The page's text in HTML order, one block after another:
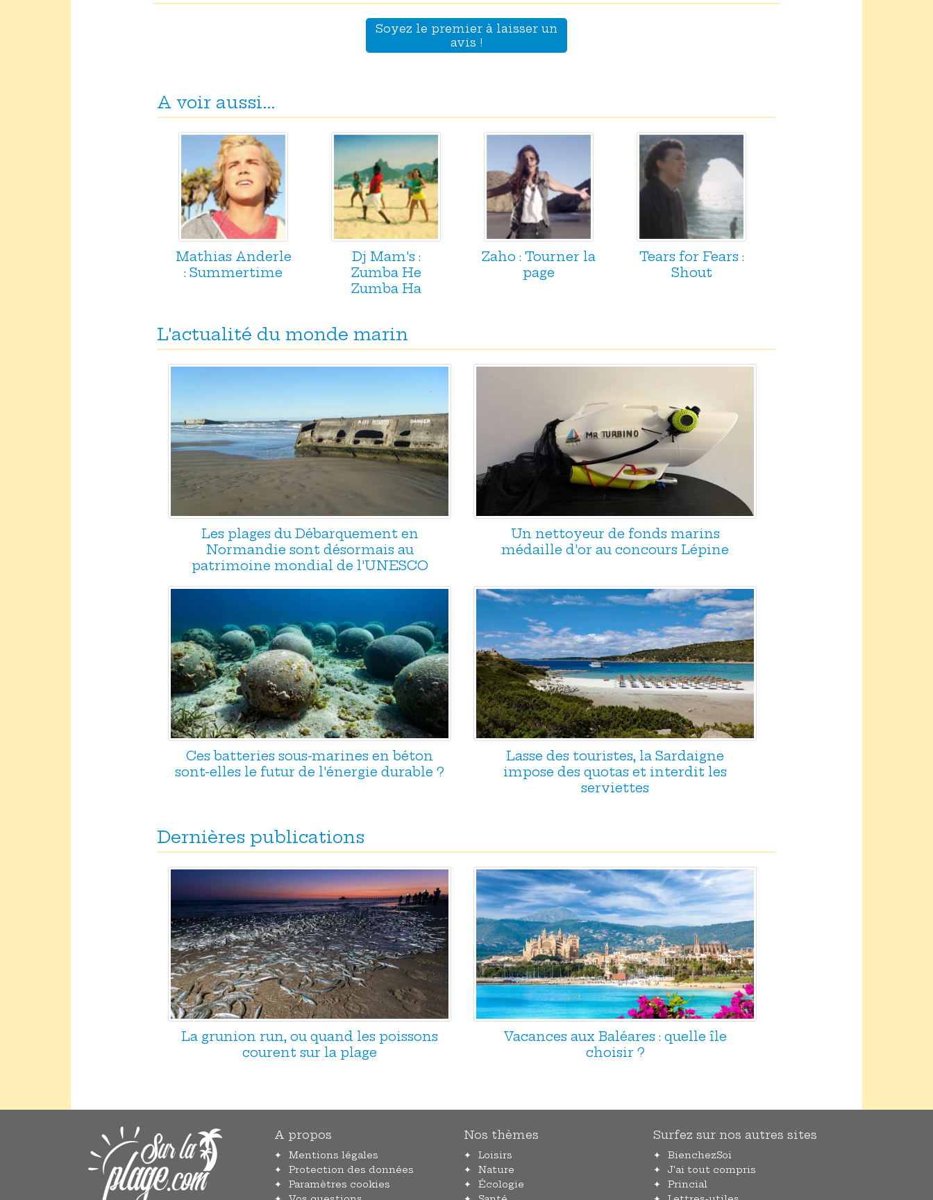
Soyez le premier à laisser un
avis !
A voir aussi...
Mathias Anderle
: Summertime
Dj Mam's :
Zumba He
Zumba Ha
Zaho : Tourner la
page
Tears for Fears :
Shout
L'actualité du monde marin
Les plages du Débarquement en
Normandie sont désormais au
patrimoine mondial de l'UNESCO
Un nettoyeur de fonds marins
médaille d'or au concours Lépine
Ces batteries sous-marines en béton
sont-elles le futur de l'énergie durable ?
Lasse des touristes, la Sardaigne
impose des quotas et interdit les
serviettes
Dernières publications
La grunion run, ou quand les poissons
courent sur la plage
Vacances aux Baléares : quelle île
choisir ?
A propos
Mentions légales
Protection des données
Paramètres cookies
Nos thèmes
Loisirs
Nature
Écologie
Surfez sur nos autres sites
BienchezSoi
J'ai tout compris
Princial